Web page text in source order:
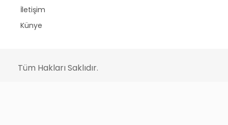
İletişim
Künye
Tüm Hakları Saklıdır.